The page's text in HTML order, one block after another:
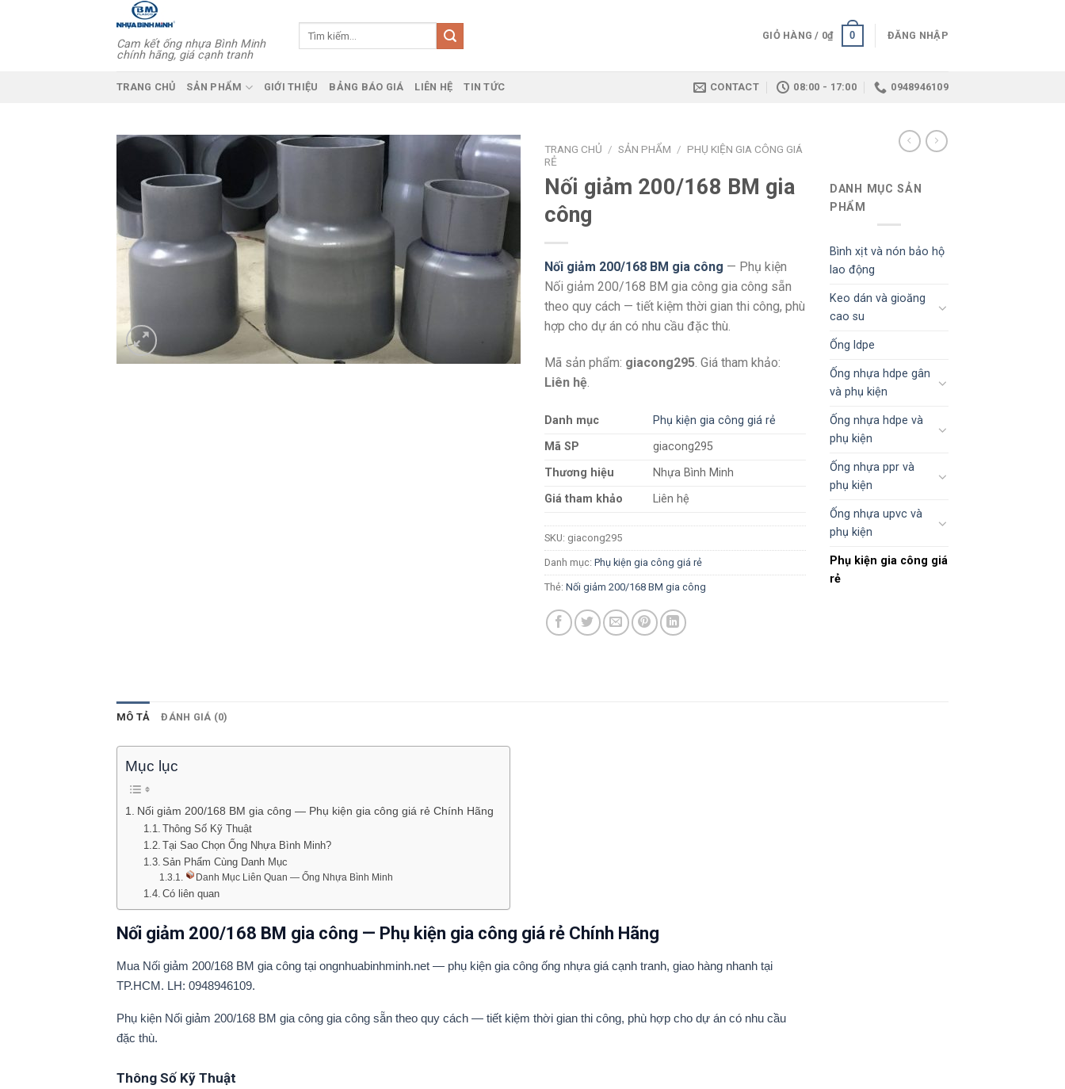
Cam kết ống nhựa Bình Minh
chính hãng, giá cạnh tranh
GIỎ HÀNG / 0₫ 0 ĐĂNG NHẬP
TRANG CHỦ SẢN PHẨM GIỚI THIỆU BẢNG BÁO GIÁ LIÊN HỆ TIN TỨC CONTACT 08:00 - 17:00 0948946109
TRANG CHỦ / SẢN PHẨM / PHỤ KIỆN GIA CÔNG GIÁ
RẺ
Nối giảm 200/168 BM gia
công
Nối giảm 200/168 BM gia công — Phụ kiện
Nối giảm 200/168 BM gia công gia công sẵn
theo quy cách — tiết kiệm thời gian thi công, phù
hợp cho dự án có nhu cầu đặc thù.
Mã sản phẩm: giacong295 . Giá tham khảo:
Liên hệ
Danh mục
Phụ kiện gia công giá rẻ
Mã SP
giacong295
Thương hiệu
Nhựa Bình Minh
Giá tham khảo
Liên hệ
SKU: giacong295
Danh mục: Phụ kiện gia công giá rẻ
Thẻ: Nối giảm 200/168 BM gia công
DANH MỤC SẢN
PHẨM
Bình xịt và nón bảo hộ
lao động
Keo dán và gioăng
cao su
Ống ldpe
Ống nhựa hdpe gân
và phụ kiện
Ống nhựa hdpe và
phụ kiện
Ống nhựa ppr và
phụ kiện
Ống nhựa upvc và
phụ kiện
Phụ kiện gia công giá
rẻ
MÔ TẢ ĐÁNH GIÁ (0)
Mục lục
Nối giảm 200/168 BM gia công — Phụ kiện gia công giá rẻ Chính Hãng
Thông Số Kỹ Thuật
Tại Sao Chọn Ống Nhựa Bình Minh?
Sản Phẩm Cùng Danh Mục
Danh Mục Liên Quan — Ống Nhựa Bình Minh
Có liên quan
Nối giảm 200/168 BM gia công — Phụ kiện gia công giá rẻ Chính Hãng
Mua Nối giảm 200/168 BM gia công tại ongnhuabinhminh.net — phụ kiện gia công ống nhựa giá cạnh tranh, giao hàng nhanh tại
TP.HCM. LH: 0948946109.
Phụ kiện Nối giảm 200/168 BM gia công gia công sẵn theo quy cách — tiết kiệm thời gian thi công, phù hợp cho dự án có nhu cầu
đặc thù.
Thông Số Kỹ Thuật